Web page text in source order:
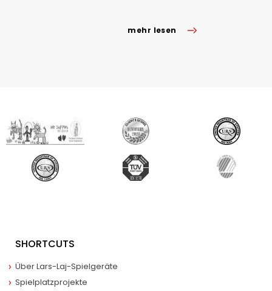
mehr lesen
SHORTCUTS
Über Lars-Laj-Spielgeräte
Spielplatzprojekte